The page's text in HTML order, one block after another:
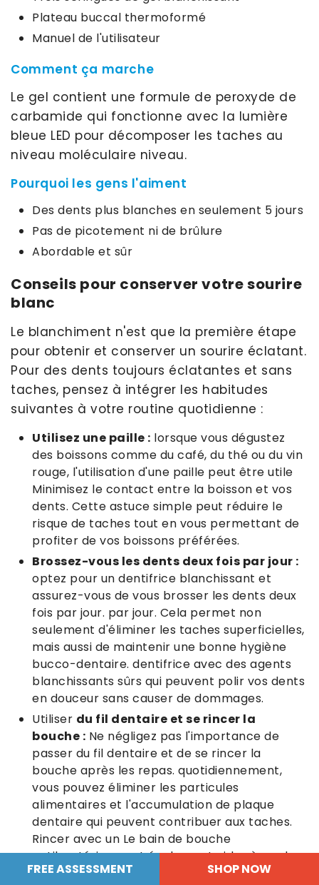
Plateau buccal thermoformé
Manuel de l'utilisateur
Comment ça marche
Le gel contient une formule de peroxyde de
carbamide qui fonctionne avec la lumière
bleue LED pour décomposer les taches au
niveau moléculaire niveau.
Pourquoi les gens l'aiment
Des dents plus blanches en seulement 5 jours
Pas de picotement ni de brûlure
Abordable et sûr
Conseils pour conserver votre sourire
blanc
Le blanchiment n'est que la première étape
pour obtenir et conserver un sourire éclatant.
Pour des dents toujours éclatantes et sans
taches, pensez à intégrer les habitudes
suivantes à votre routine quotidienne :
Utilisez une paille : lorsque vous dégustez
des boissons comme du café, du thé ou du vin
rouge, l'utilisation d'une paille peut être utile
Minimisez le contact entre la boisson et vos
dents. Cette astuce simple peut réduire le
risque de taches tout en vous permettant de
profiter de vos boissons préférées.
Brossez-vous les dents deux fois par jour :
optez pour un dentifrice blanchissant et
assurez-vous de vous brosser les dents deux
fois par jour. par jour. Cela permet non
seulement d'éliminer les taches superficielles,
mais aussi de maintenir une bonne hygiène
bucco-dentaire. dentifrice avec des agents
blanchissants sûrs qui peuvent polir vos dents
en douceur sans causer de dommages.
Utiliser du fil dentaire et se rincer la
bouche : Ne négligez pas l'importance de
passer du fil dentaire et de se rincer la
bouche après les repas. quotidiennement,
vous pouvez éliminer les particules
alimentaires et l'accumulation de plaque
dentaire qui peuvent contribuer aux taches.
Rincer avec un Le bain de bouche
antibactérien peut également aider à garder
votre bouche fraîche et à réduire davantage
FREEASSESSMENT SHOPNOW